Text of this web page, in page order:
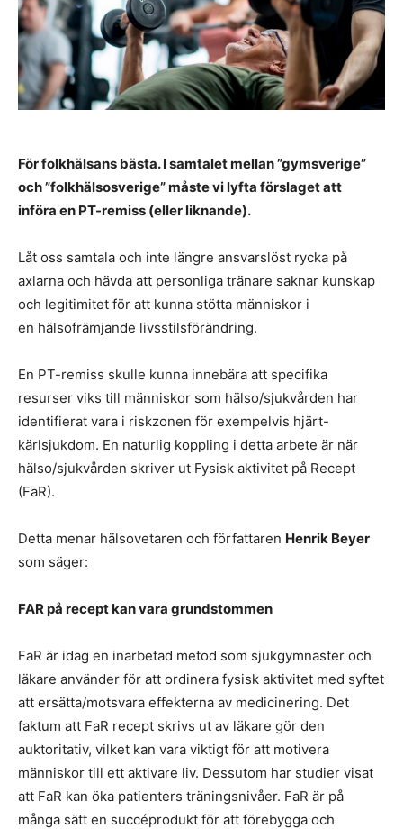
För folkhälsans bästa. I samtalet mellan ”gymsverige”
och ”folkhälsosverige” måste vi lyfta förslaget att
införa en PT-remiss (eller liknande).
Låt oss samtala och inte längre ansvarslöst rycka på
axlarna och hävda att personliga tränare saknar kunskap
och legitimitet för att kunna stötta människor i
en hälsofrämjande livsstilsförändring.
En PT-remiss skulle kunna innebära att specifika
resurser viks till människor som hälso/sjukvården har
identifierat vara i riskzonen för exempelvis hjärt-
kärlsjukdom. En naturlig koppling i detta arbete är när
hälso/sjukvården skriver ut Fysisk aktivitet på Recept
(FaR).
Detta menar hälsovetaren och författaren Henrik Beyer
som säger:
FAR på recept kan vara grundstommen
FaR är idag en inarbetad metod som sjukgymnaster och
läkare använder för att ordinera fysisk aktivitet med syftet
att ersätta/motsvara effekterna av medicinering. Det
faktum att FaR recept skrivs ut av läkare gör den
auktoritativ, vilket kan vara viktigt för att motivera
människor till ett aktivare liv. Dessutom har studier visat
att FaR kan öka patienters träningsnivåer. FaR är på
många sätt en succéprodukt för att förebygga och